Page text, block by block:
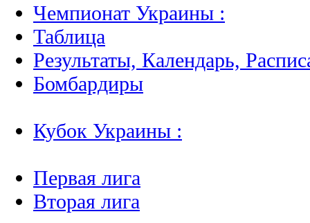
Чемпионат Украины :
Таблица
Результаты, Календарь,
Бомбардиры
Кубок Украины :
Первая лига
Вторая лига